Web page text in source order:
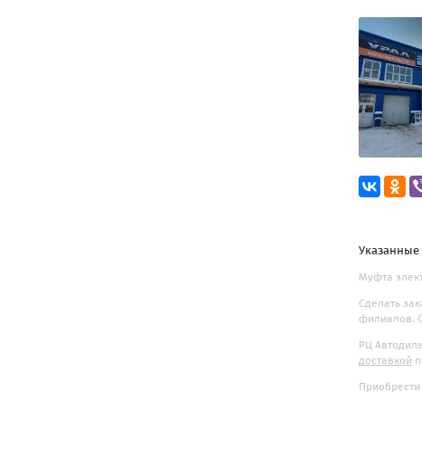
Муфта
Сделать
филиалов.
РЦ
доставкой